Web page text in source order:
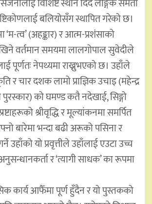
विशिष्ट स्थान दिँदै लैङ्गिक समता
बलियोसँग स्थापित गरेको छ।
‘म-त्व’ (अहङ्कार) र आत्म-प्रशंसाको
वर्तमान समयमा लालगोपाल सुवेदीले
पूर्णतः नेपथ्यमा राख्नुभएको छ। उहाँले
र चार दशक लामो प्राज्ञिक उचाइ (महेन्द्र
पुरस्कार) को घमण्ड कतै नदेखाई, सिङ्गो
श्रीवृद्धि र मूल्यांकनमा समर्पित
बारेमा भन्दा बढी अरूको पसिना र
उहाँको यो प्रवृत्तीले उहाँलाई एउटा उच्च
र ‘त्यागी साधक’ का रूपमा
कार्य आफैँमा पूर्ण हुँदैन र यो पुस्तकको